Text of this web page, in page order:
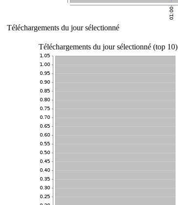
Téléchargements du jour sélectionné
Téléchargements du jour sélectionné (top 10)